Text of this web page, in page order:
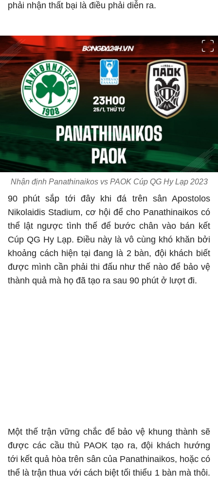
phải nhận thất bại là điều phải diễn ra.
Nhận định Panathinaikos vs PAOK Cúp QG Hy Lạp 2023
90 phút sắp tới đây khi đá trên sân Apostolos
Nikolaidis Stadium, cơ hội để cho Panathinaikos có
thể lật ngược tình thế để bước chân vào bán kết
Cúp QG Hy Lạp. Điều này là vô cùng khó khăn bởi
khoảng cách hiện tại đang là 2 bàn, đội khách biết
được mình cần phải thi đấu như thế nào để bảo vệ
thành quả mà họ đã tạo ra sau 90 phút ở lượt đi.
Một thế trận vững chắc để bảo vệ khung thành sẽ
được các cầu thủ PAOK tạo ra, đội khách hướng
tới kết quả hòa trên sân của Panathinaikos, hoặc có
thể là trận thua với cách biệt tối thiểu 1 bàn mà thôi.